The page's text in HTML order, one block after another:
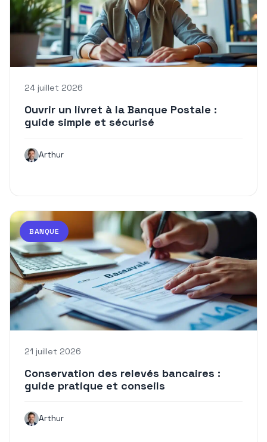
24 juillet 2026
Ouvrir un livret à la Banque Postale :
guide simple et sécurisé
Arthur
BANQUE
21 juillet 2026
Conservation des relevés bancaires :
guide pratique et conseils
Arthur